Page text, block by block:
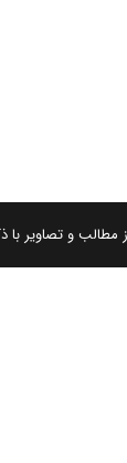
و تصاویر با